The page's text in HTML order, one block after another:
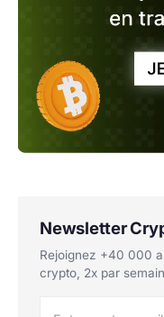
Newsletter
Rejoignez +40 000
crypto, 2x par